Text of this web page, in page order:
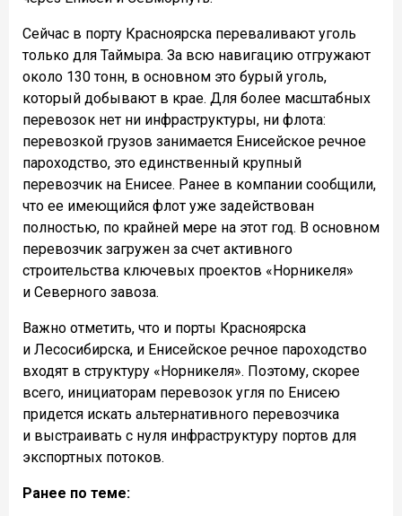
Сейчас в порту Красноярска переваливают уголь
только для Таймыра. За всю навигацию отгружают
около 130 тонн, в основном это бурый уголь,
который добывают в крае. Для более масштабных
перевозок нет ни инфраструктуры, ни флота:
перевозкой грузов занимается Енисейское речное
пароходство, это единственный крупный
перевозчик на Енисее. Ранее в компании сообщили,
что ее имеющийся флот уже задействован
полностью, по крайней мере на этот год. В основном
перевозчик загружен за счет активного
строительства ключевых проектов «Норникеля»
и Северного завоза.
Важно отметить, что и порты Красноярска
и Лесосибирска, и Енисейское речное пароходство
входят в структуру «Норникеля». Поэтому, скорее
всего, инициаторам перевозок угля по Енисею
придется искать альтернативного перевозчика
и выстраивать с нуля инфраструктуру портов для
экспортных потоков.
Ранее по теме: